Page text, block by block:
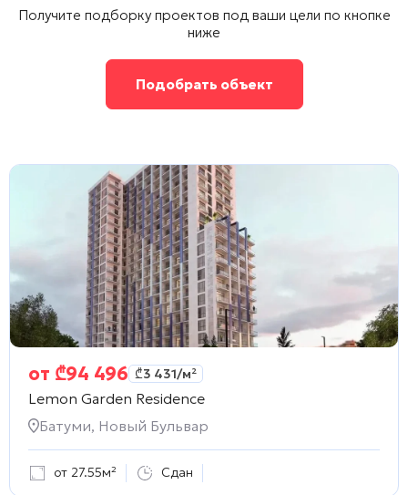
Получите подборку проектов под ваши цели по кнопке
ниже
Подобрать объект
от ₾94 496 ₾3 431/м²
Lemon Garden Residence
Батуми, Новый Бульвар
от 27.55м² Сдан